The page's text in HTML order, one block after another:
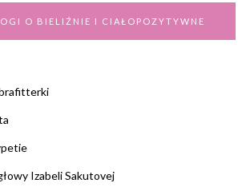
O BIELIŹNIE I CIAŁOPOZYTYWNE
Izabeli Sakutovej